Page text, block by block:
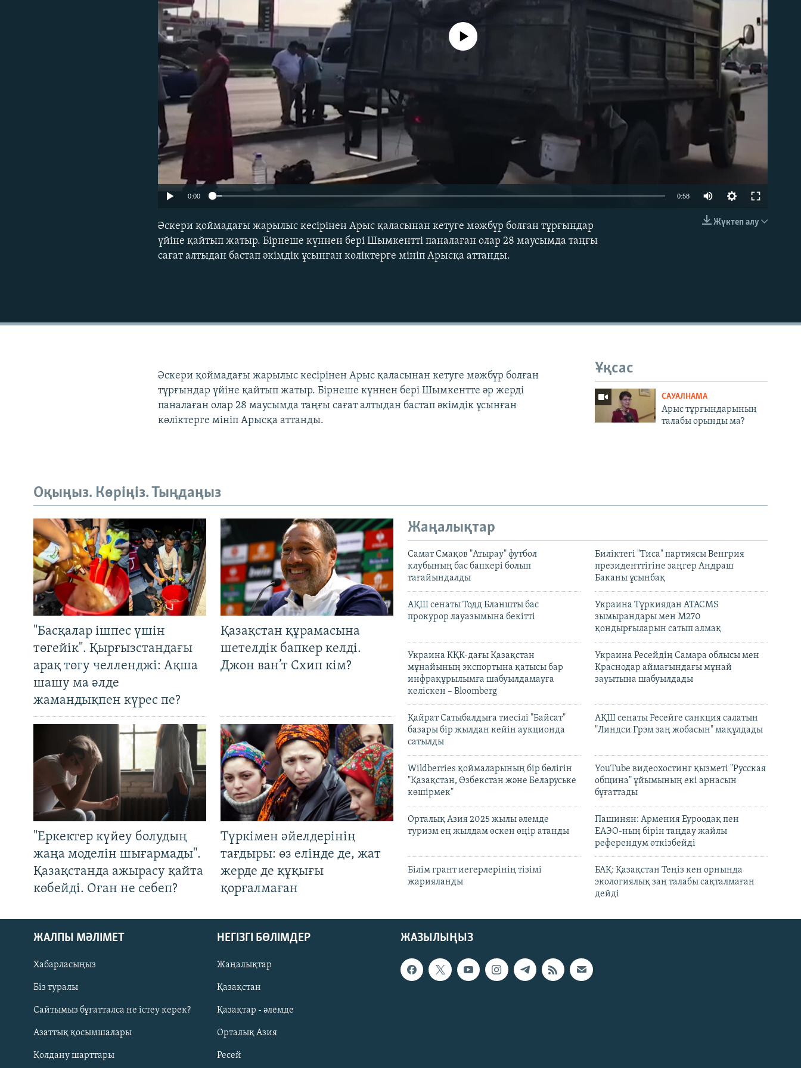
Русский
ЖАЗЫЛЫҢЫЗ
EMBED
No media source currently available
0:00 0:58
Жүктеп алу
Әскери қоймадағы жарылыс кесірінен Арыс қаласынан кетуге мәжбүр болған тұрғындар
үйіне қайтып жатыр. Бірнеше күннен бері Шымкентті паналаған олар 28 маусымда таңғы
сағат алтыдан бастап әкімдік ұсынған көліктерге мініп Арысқа аттанды.
Әскери қоймадағы жарылыс кесірінен Арыс қаласынан кетуге мәжбүр болған
тұрғындар үйіне қайтып жатыр. Бірнеше күннен бері Шымкентте әр жерді
паналаған олар 28 маусымда таңғы сағат алтыдан бастап әкімдік ұсынған
көліктерге мініп Арысқа аттанды.
Ұқсас
САУАЛНАМА
Арыс тұрғындарының
талабы орынды ма?
Оқыңыз. Көріңіз. Тыңдаңыз
"Басқалар ішпес үшін
төгейік". Қырғызстандағы
арақ төгу челленджі: Ақша
шашу ма әлде
жамандықпен күрес пе?
Қазақстан құрамасына
шетелдік бапкер келді.
Джон ван’т Схип кім?
"Еркектер күйеу болудың
жаңа моделін шығармады".
Қазақстанда ажырасу қайта
көбейді. Оған не себеп?
Түркімен әйелдерінің
тағдыры: өз елінде де, жат
жерде де құқығы
қорғалмаған
Жаңалықтар
Самат Смақов "Атырау" футбол
клубының бас бапкері болып
тағайындалды
Биліктегі "Тиса" партиясы Венгрия
президенттігіне заңгер Андраш
Баканы ұсынбақ
АҚШ сенаты Тодд Бланшты бас
прокурор лауазымына бекітті
Украина Түркиядан ATACMS
зымырандары мен M270
қондырғыларын сатып алмақ
Украина КҚК-дағы Қазақстан
мұнайының экспортына қатысы бар
инфрақұрылымға шабуылдамауға
келіскен – Bloomberg
Украина Ресейдің Самара облысы мен
Краснодар аймағындағы мұнай
зауытына шабуылдады
Қайрат Сатыбалдыға тиесілі "Байсат"
базары бір жылдан кейін аукционда
сатылды
АҚШ сенаты Ресейге санкция салатын
"Линдси Грэм заң жобасын" мақұлдады
Wildberries қоймаларының бір бөлігін
"Қазақстан, Өзбекстан және Беларуське
көшірмек"
YouTube видеохостинг қызметі "Русская
община" ұйымының екі арнасын
бұғаттады
Орталық Азия 2025 жылы әлемде
туризм ең жылдам өскен өңір атанды
Пашинян: Армения Еуроодақ пен
ЕАЭО-ның бірін таңдау жайлы
референдум өткізбейді
Білім грант иегерлерінің тізімі
жарияланды
БАҚ: Қазақстан Теңіз кен орнында
экологиялық заң талабы сақталмаған
дейді
ЖАЗЫЛЫҢЫЗ
ЖАЛПЫ МӘЛІМЕТ
Хабарласыңыз
Біз туралы
Сайтымыз бұғатталса не істеу керек?
Азаттық қосымшалары
Қолдану шарттары
НЕГІЗГІ БӨЛІМДЕР
Жаңалықтар
Қазақстан
Қазақтар - әлемде
Орталық Азия
Ресей